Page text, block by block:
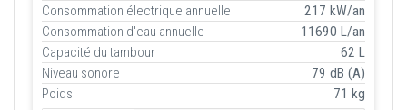
Consommation électrique annuelle
217 kW/an
Consommation d'eau annuelle
11690 L/an
Capacité du tambour
62 L
Niveau sonore
79 dB (A)
Poids
71 kg